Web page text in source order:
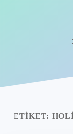
ETIKET: